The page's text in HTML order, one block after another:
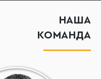
НАША
КОМАНДА